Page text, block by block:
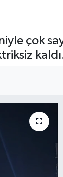
çok
kaldı.